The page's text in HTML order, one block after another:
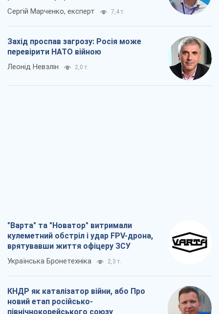
Сергій Марченко, експерт 7,4 т.
Захід проспав загрозу: Росія може
перевірити НАТО війною
Леонід Невзлін 2,0 т.
"Варта" та "Новатор" витримали
кулеметний обстріл і удар FPV-дрона,
врятувавши життя офіцеру ЗСУ
Українська Бронетехніка 2,3 т.
КНДР як каталізатор війни, або Про
новий етап російсько-
північнокорейського союзу